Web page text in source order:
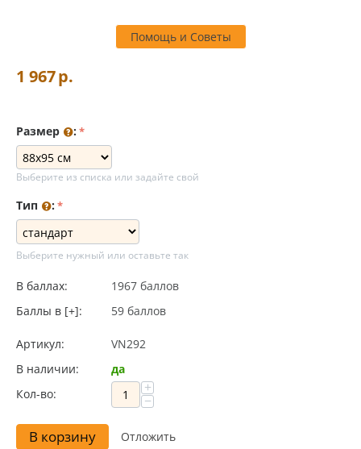
Помощь и Советы
1 967р.
Размер :
Выберите из списка или задайте свой
Тип :
Выберите нужный или оставьте так
В баллах:
1967 баллов
Баллы в [+]:
59 баллов
Артикул:
VN292
В наличии:
да
Кол-во:
+
−
В корзину Отложить